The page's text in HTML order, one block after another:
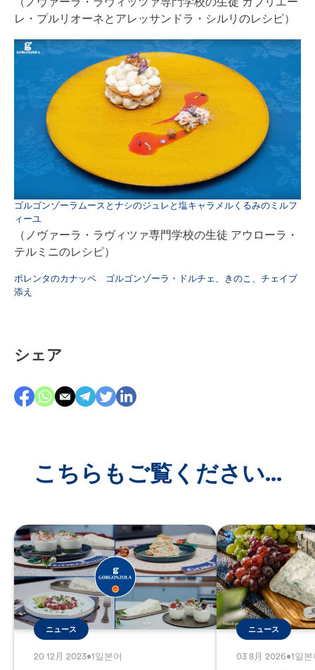
レ・プルリオーネとアレッサンドラ・シルリのレシピ）
ゴルゴンゾーラムースとナシのジュレと塩キャラメルくるみのミルフ
ィーユ
（ノヴァーラ・ラヴィツァ専門学校の生徒 アウローラ・
テルミニのレシピ）
ポレンタのカナッペ ゴルゴンゾーラ・ドルチェ、きのこ、チェイブ
添え
シェア
こちらもご覧ください...
ニュース
20 12月 2023•1일본어
ニュース
03 8月 2026•1일본